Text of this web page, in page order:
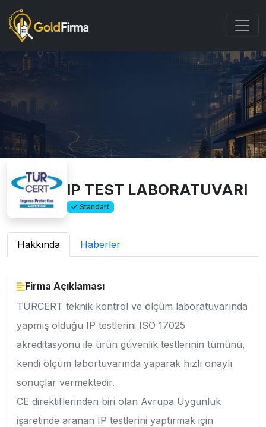
IP TEST LABORATUVARI
Standart
Hakkında Haberler
Firma Açıklaması
TÜRCERT teknik kontrol ve ölçüm laboratuvarında
yapmış olduğu IP testlerini ISO 17025
akreditasyonu ile ürün güvenlik testlerinin tümünü,
kendi ölçüm labortuvarında yaparak hızlı onaylı
sonuçlar vermektedir.
CE direktiflerinden biri olan Avrupa Uygunluk
işaretinde aranan IP testlerini yaptırmak için